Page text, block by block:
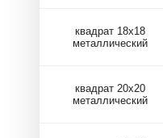
квадрат 18х18
металлический
квадрат 20х20
металлический